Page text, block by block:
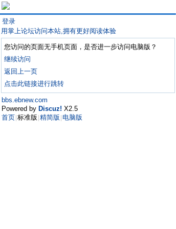
登录
用掌上论坛访问本站,拥有更好阅读体验
您访问的页面无手机页面，是否进一步访问电脑版？
继续访问
返回上一页
点击此链接进行跳转
bbs.ebnew.com
Powered by Discuz! X2.5
首页 标准版 精简版 电脑版